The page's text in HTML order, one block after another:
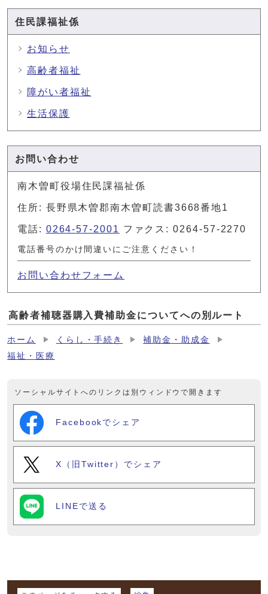
住民課福祉係
お知らせ
高齢者福祉
障がい者福祉
生活保護
お問い合わせ
南木曽町役場住民課福祉係
住所: 長野県木曽郡南木曽町読書3668番地1
電話: 0264-57-2001 ファクス: 0264-57-2270
電話番号のかけ間違いにご注意ください！
お問い合わせフォーム
高齢者補聴器購入費補助金についてへの別ルート
ホーム くらし・手続き
補助金・助成金
福祉・医療
ソーシャルサイトへのリンクは別ウィンドウで開きます
Facebookでシェア
X（旧Twitter）でシェア
LINEで送る
マイページ